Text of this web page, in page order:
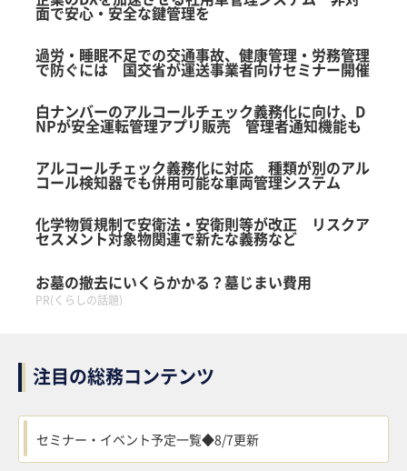
logly
面で安心・安全な鍵管理を
過労・睡眠不足での交通事故、健康管理・労務管理
で防ぐには 国交省が運送事業者向けセミナー開催
白ナンバーのアルコールチェック義務化に向け、D
NPが安全運転管理アプリ販売 管理者通知機能も
アルコールチェック義務化に対応 種類が別のアル
コール検知器でも併用可能な車両管理システム
化学物質規制で安衛法・安衛則等が改正 リスクア
セスメント対象物関連で新たな義務など
お墓の撤去にいくらかかる？墓じまい費用
PR(くらしの話題)
注目の総務コンテンツ
セミナー・イベント予定一覧◆8/7更新